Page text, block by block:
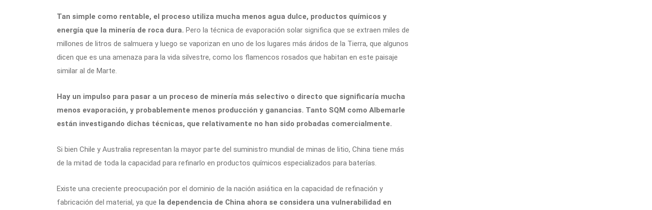
Tan simple como rentable, el proceso utiliza mucha menos agua dulce, productos químicos y
energía que la minería de roca dura. Pero la técnica de evaporación solar significa que se extraen miles de
millones de litros de salmuera y luego se vaporizan en uno de los lugares más áridos de la Tierra, que algunos
dicen que es una amenaza para la vida silvestre, como los flamencos rosados ​​que habitan en este paisaje
similar al de Marte.
Hay un impulso para pasar a un proceso de minería más selectivo o directo que significaría mucha
menos evaporación, y probablemente menos producción y ganancias. Tanto SQM como Albemarle
están investigando dichas técnicas, que relativamente no han sido probadas comercialmente.
Si bien Chile y Australia representan la mayor parte del suministro mundial de minas de litio, China tiene más
de la mitad de toda la capacidad para refinarlo en productos químicos especializados para baterías.
Existe una creciente preocupación por el dominio de la nación asiática en la capacidad de refinación y
fabricación del material, ya que la dependencia de China ahora se considera una vulnerabilidad en